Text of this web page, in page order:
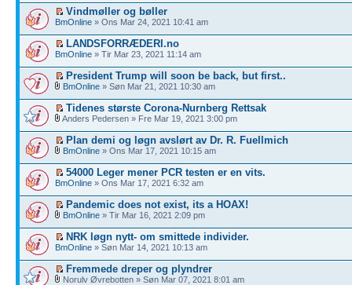
Vindmøller og bøller
BmOnline » Ons Mar 24, 2021 10:41 am
LANDSFORRÆDERI.no
BmOnline » Tir Mar 23, 2021 11:14 am
President Trump will soon be back, but first..
BmOnline » Søn Mar 21, 2021 10:30 am
Tidenes største Corona-Nurnberg Rettsak
Anders Pedersen » Fre Mar 19, 2021 3:00 pm
Plan demi og løgn avslørt av Dr. R. Fuellmich
BmOnline » Ons Mar 17, 2021 10:15 am
54000 Leger mener PCR testen er en vits.
BmOnline » Ons Mar 17, 2021 6:32 am
Pandemic does not exist, its a HOAX!
BmOnline » Tir Mar 16, 2021 2:09 pm
NRK løgn nytt- om smittede individer.
BmOnline » Søn Mar 14, 2021 10:13 am
Fremmede dreper og plyndrer
Norulv Øvrebotten » Søn Mar 07, 2021 8:01 am